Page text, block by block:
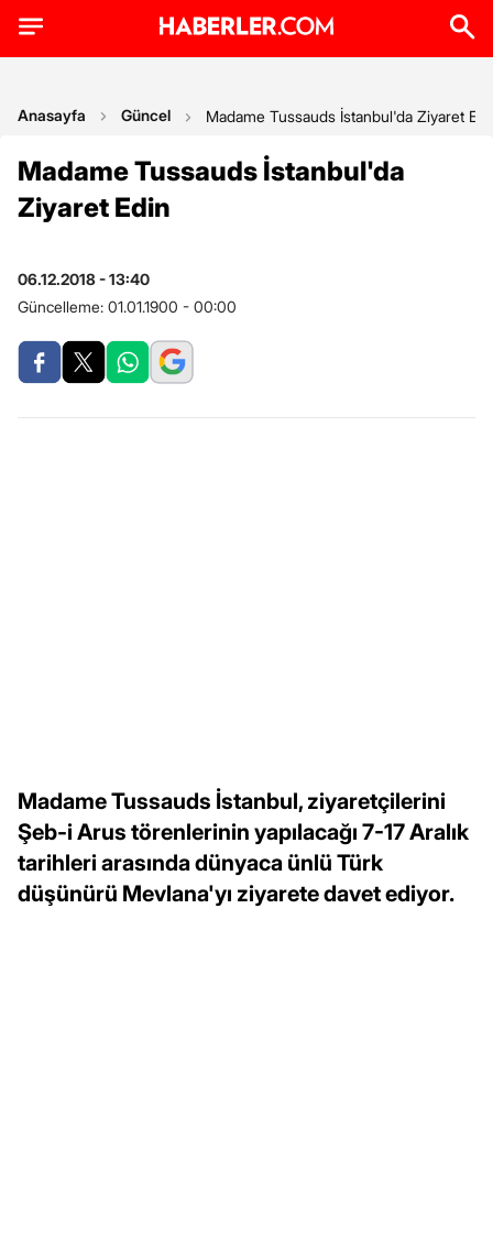
Anasayfa Güncel Madame Tussauds İstanbul'da Ziyaret
Madame Tussauds İstanbul'da
Ziyaret Edin
06.12.2018 - 13:40
Güncelleme: 01.01.1900 - 00:00
Madame Tussauds İstanbul, ziyaretçilerini
Şeb-i Arus törenlerinin yapılacağı 7-17 Aralık
tarihleri arasında dünyaca ünlü Türk
düşünürü Mevlana'yı ziyarete davet ediyor.